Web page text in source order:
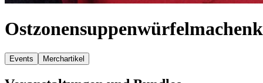
Events Merchartikel